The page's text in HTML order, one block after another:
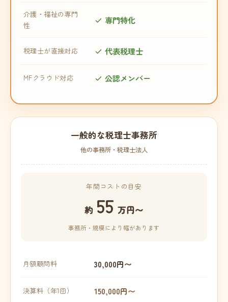
介護・福祉の専門
性
専門特化
税理士が直接対応 代表税理士
MFクラウド対応 公認メンバー
一般的な税理士事務所
他の事務所・税理士法人
年間コストの目安
約 55 万円〜
事務所・規模により幅があります
月額顧問料 30,000円〜
決算料（年1回） 150,000円〜